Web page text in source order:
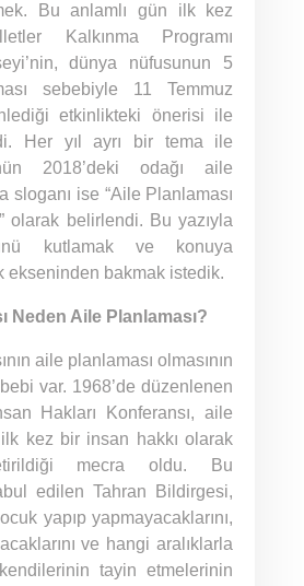
Bu anlamlı gün ilk kez
Kalkınma Programı
dünya nüfusunun 5
sebebiyle 11 Temmuz
etkinlikteki önerisi ile
Her yıl ayrı bir tema ile
2018’deki odağı aile
sloganı ise “Aile Planlaması
olarak belirlendi. Bu yazıyla
kutlamak ve konuya
ekseninden bakmak istedik.
Neden Aile Planlaması?
aile planlaması olmasının
var. 1968’de düzenlenen
Hakları Konferansı, aile
ilk kez bir insan hakkı olarak
mecra oldu. Bu
edilen Tahran Bildirgesi,
yapıp yapmayacaklarını,
ve hangi aralıklarla
kendilerinin tayin etmelerinin